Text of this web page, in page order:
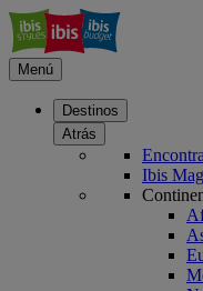
Menú
Destinos
Atrás
Ibis